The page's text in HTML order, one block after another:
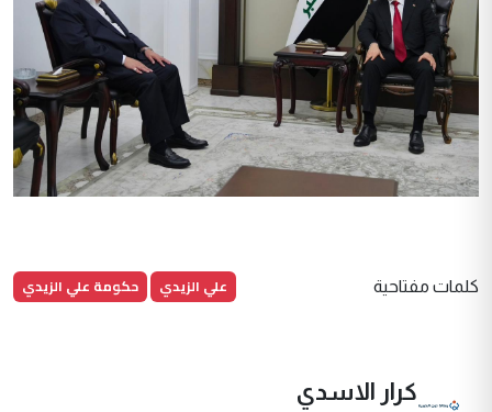
كلمات مفتاحية علي الزيدي حكومة علي الزيدي
كرار الاسدي